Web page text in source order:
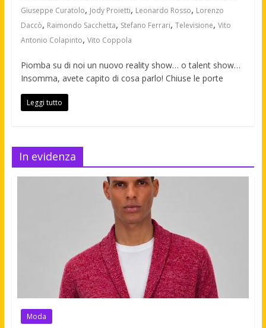
Giuseppe Curatolo, Jody Proietti, Leonardo Rosso, Lorenzo
Daccò, Raimondo Sacchetta, Stefano Ferrari, Televisione, Vito
Antonio Colapinto, Vito Coppola
Piomba su di noi un nuovo reality show… o talent show…
Insomma, avete capito di cosa parlo! Chiuse le porte
Leggi tutto
In evidenza
Moda